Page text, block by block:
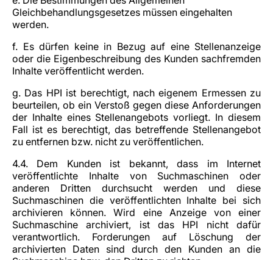
Gleichbehandlungsgesetzes müssen eingehalten
werden.
f. Es dürfen keine in Bezug auf eine Stellenanzeige
oder die Eigenbeschreibung des Kunden sachfremden
Inhalte veröffentlicht werden.
g. Das HPI ist berechtigt, nach eigenem Ermessen zu
beurteilen, ob ein Verstoß gegen diese Anforderungen
der Inhalte eines Stellenangebots vorliegt. In diesem
Fall ist es berechtigt, das betreffende Stellenangebot
zu entfernen bzw. nicht zu veröffentlichen.
4.4. Dem Kunden ist bekannt, dass im Internet
veröffentlichte Inhalte von Suchmaschinen oder
anderen Dritten durchsucht werden und diese
Suchmaschinen die veröffentlichten Inhalte bei sich
archivieren können. Wird eine Anzeige von einer
Suchmaschine archiviert, ist das HPI nicht dafür
verantwortlich. Forderungen auf Löschung der
archivierten Daten sind durch den Kunden an die